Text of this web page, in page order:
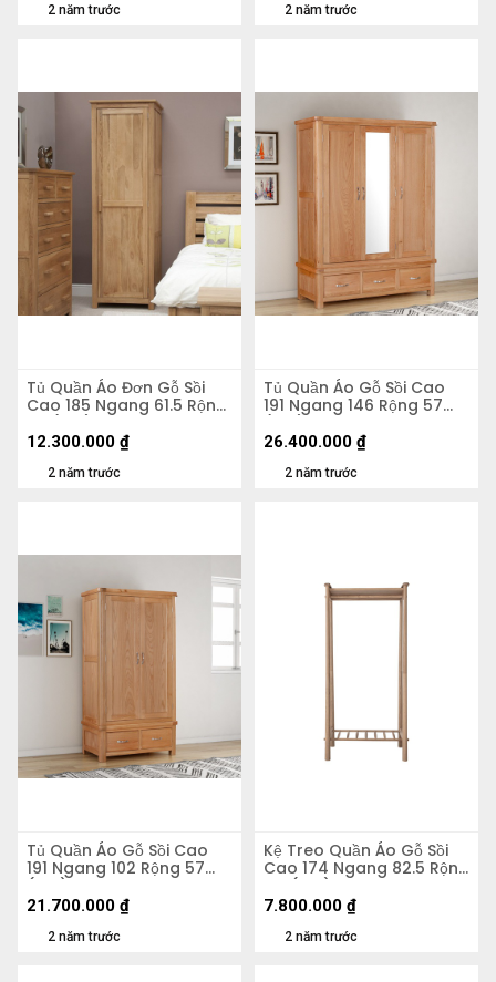
2 năm trước 2 năm trước
Tủ Quần Áo Đơn Gỗ Sồi
Cao 185 Ngang 61.5 Rộng
58 (cm)
2 năm trước
12.300.000 ₫
Tủ Quần Áo Gỗ Sồi Cao
191 Ngang 146 Rộng 57
(cm)
2 năm trước
26.400.000 ₫
Tủ Quần Áo Gỗ Sồi Cao
191 Ngang 102 Rộng 57
(cm)
2 năm trước
21.700.000 ₫
Kệ Treo Quần Áo Gỗ Sồi
Cao 174 Ngang 82.5 Rộng
44 (cm)
2 năm trước
7.800.000 ₫